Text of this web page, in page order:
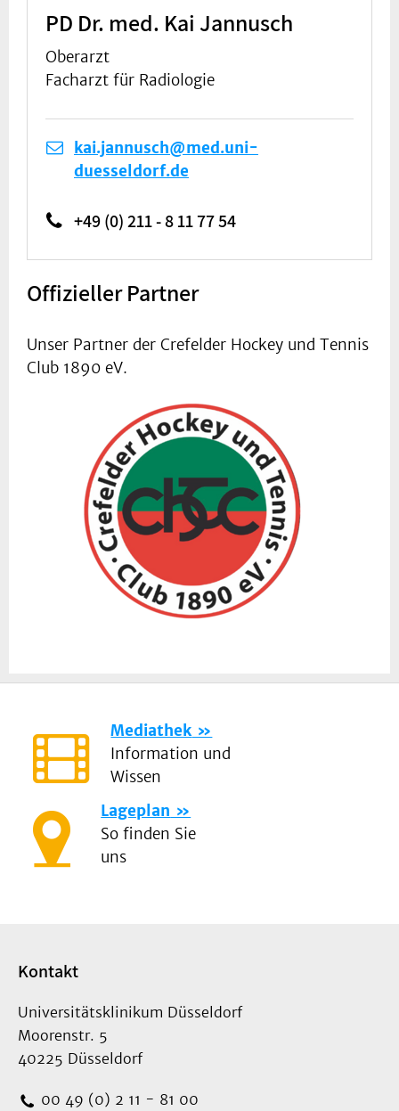
PD Dr. med. Kai Jannusch
Oberarzt
Facharzt für Radiologie
kai.jannusch@med.uni-
duesseldorf.de
+49 (0) 211 - 8 11 77 54
Offizieller Partner
Unser Partner der Crefelder Hockey und Tennis
Club 1890 eV.
Mediathek
Information und
Wissen
Lageplan
So finden Sie
uns
Kontakt
Universitätsklinikum Düsseldorf
Moorenstr. 5
40225 Düsseldorf
00 49 (0) 2 11 - 81 00